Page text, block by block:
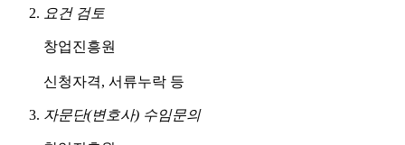
요건 검토
창업진흥원
신청자격, 서류누락 등
자문단(변호사) 수임문의